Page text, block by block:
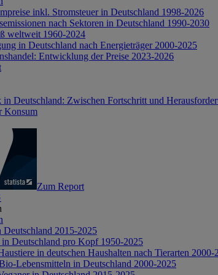
inkl. Stromsteuer in Deutschland 1998-2026
nach Sektoren in Deutschland 1990-2030
weltweit 1960-2024
in Deutschland nach Energieträger 2000-2025
Entwicklung der Preise 2023-2026
in Deutschland: Zwischen Fortschritt und
Konsum
Zum Report
Deutschland 2015-2025
Deutschland pro Kopf 1950-2025
in deutschen Haushalten nach Tierarten 2000-
Lebensmitteln in Deutschland 2000-2025